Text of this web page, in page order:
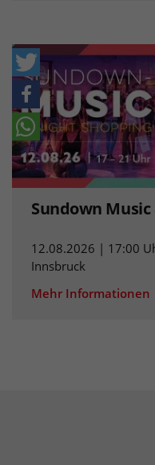
Sundown
12.08.2026 | 17:00
Innsbruck
Mehr Informationen